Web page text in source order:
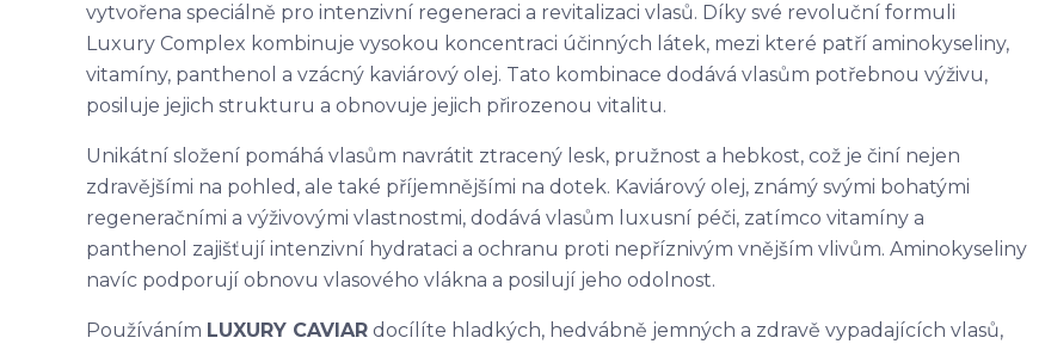
vytvořena speciálně pro intenzivní regeneraci a revitalizaci vlasů. Díky své revoluční formuli
Luxury Complex kombinuje vysokou koncentraci účinných látek, mezi které patří aminokyseliny,
vitamíny, panthenol a vzácný kaviárový olej. Tato kombinace dodává vlasům potřebnou výživu,
posiluje jejich strukturu a obnovuje jejich přirozenou vitalitu.
Unikátní složení pomáhá vlasům navrátit ztracený lesk, pružnost a hebkost, což je činí nejen
zdravějšími na pohled, ale také příjemnějšími na dotek. Kaviárový olej, známý svými bohatými
regeneračními a výživovými vlastnostmi, dodává vlasům luxusní péči, zatímco vitamíny a
panthenol zajišťují intenzivní hydrataci a ochranu proti nepříznivým vnějším vlivům. Aminokyseliny
navíc podporují obnovu vlasového vlákna a posilují jeho odolnost.
Používáním LUXURY CAVIAR docílíte hladkých, hedvábně jemných a zdravě vypadajících vlasů,